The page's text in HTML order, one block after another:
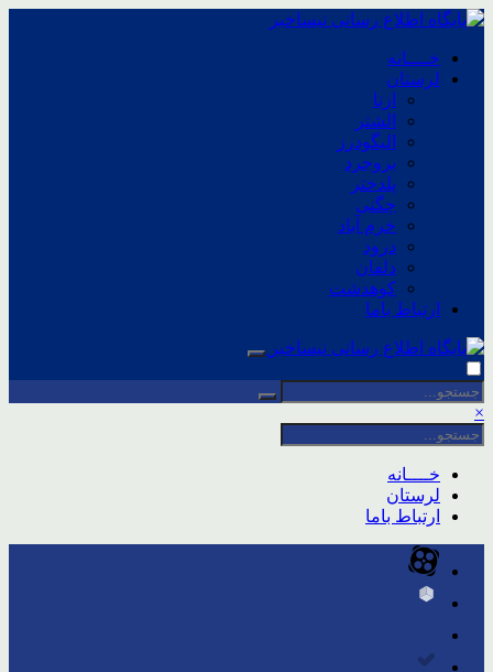
خــــانه
لرستان
ازنا
الشتر
الیگودرز
بروجرد
پلدختر
چگنی
خرم آباد
درود
دلفان
کوهدشت
ارتباط باما
×
خــــانه
لرستان
ارتباط باما